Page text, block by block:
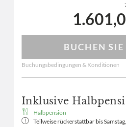
BUCHEN SIE
Buchungsbedingungen & Konditionen
Inklusive
Halbpension
Teilweise rückerstattbar bis